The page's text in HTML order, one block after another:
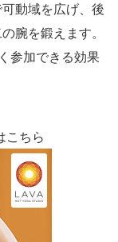
動域を広げ、後
腕を鍛えます。
参加できる効果
こちら